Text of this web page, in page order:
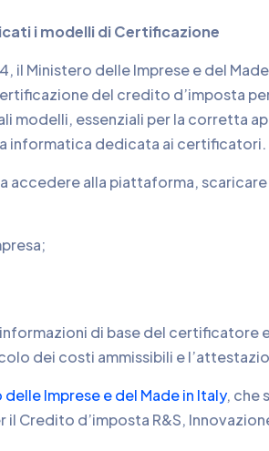
i modelli di Certificazione
il Ministero delle Imprese e del
del credito d’imposta
modelli, essenziali per la corretta
informatica dedicata ai certificatori.
alla piattaforma, scaricare
di base del
dei costi ammissibili e
delle Imprese e del Made in Italy, che
d’imposta R&S,